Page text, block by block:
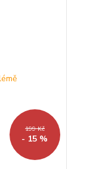
199 Kč
- 15 %